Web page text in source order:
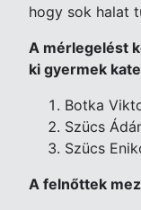
hogy sok halat
A mérlegelést
ki gyermek
Botka
Szücs
Szücs
A felnőttek